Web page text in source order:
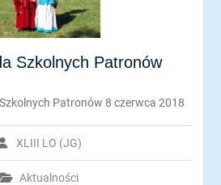
Szkolnych Patronów
XLIII LO (JG)
Aktualności
Patronów 8 czerwca 2018